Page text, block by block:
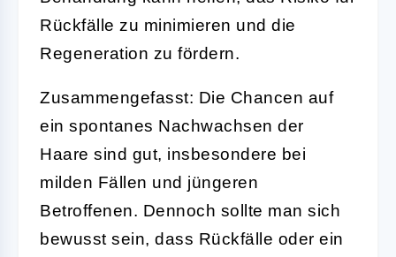
Rückfälle zu minimieren und die
Regeneration zu fördern.
Zusammengefasst: Die Chancen auf
ein spontanes Nachwachsen der
Haare sind gut, insbesondere bei
milden Fällen und jüngeren
Betroffenen. Dennoch sollte man sich
bewusst sein, dass Rückfälle oder ein